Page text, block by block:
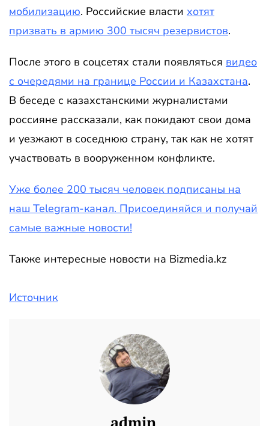
мобилизацию. Российские власти хотят
призвать в армию 300 тысяч резервистов.
После этого в соцсетях стали появляться видео
с очередями на границе России и Казахстана.
В беседе с казахстанскими журналистами
россияне рассказали, как покидают свои дома
и уезжают в соседнюю страну, так как не хотят
участвовать в вооруженном конфликте.
Уже более 200 тысяч человек подписаны на
наш Telegram-канал. Присоединяйся и получай
самые важные новости!
Также интересные новости на Bizmedia.kz
Источник
admin